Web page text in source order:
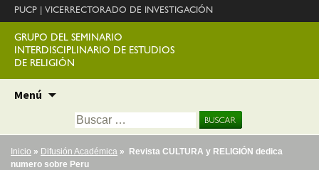
PUCP VICERRECTORADO DE INVESTIGACIÓN
GRUPO DEL SEMINARIO
INTERDISCIPLINARIO DE ESTUDIOS
DE RELIGIÓN
Menú
contenido
Buscar:
Inicio » Difusión Académica » Revista CULTURA y RELIGIÓN dedica
numero sobre Peru